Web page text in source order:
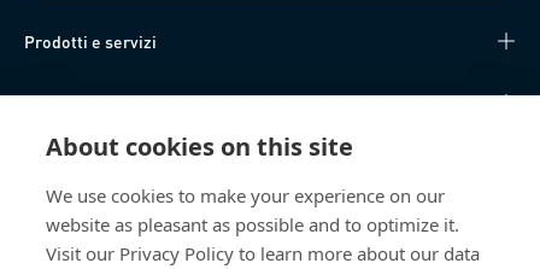
About cookies on this site
We use cookies to make your experience on our
website as pleasant as possible and to optimize it.
Visit our Privacy Policy to learn more about our data
Prodotti e servizi
Knowledge Hub
Chi siamo